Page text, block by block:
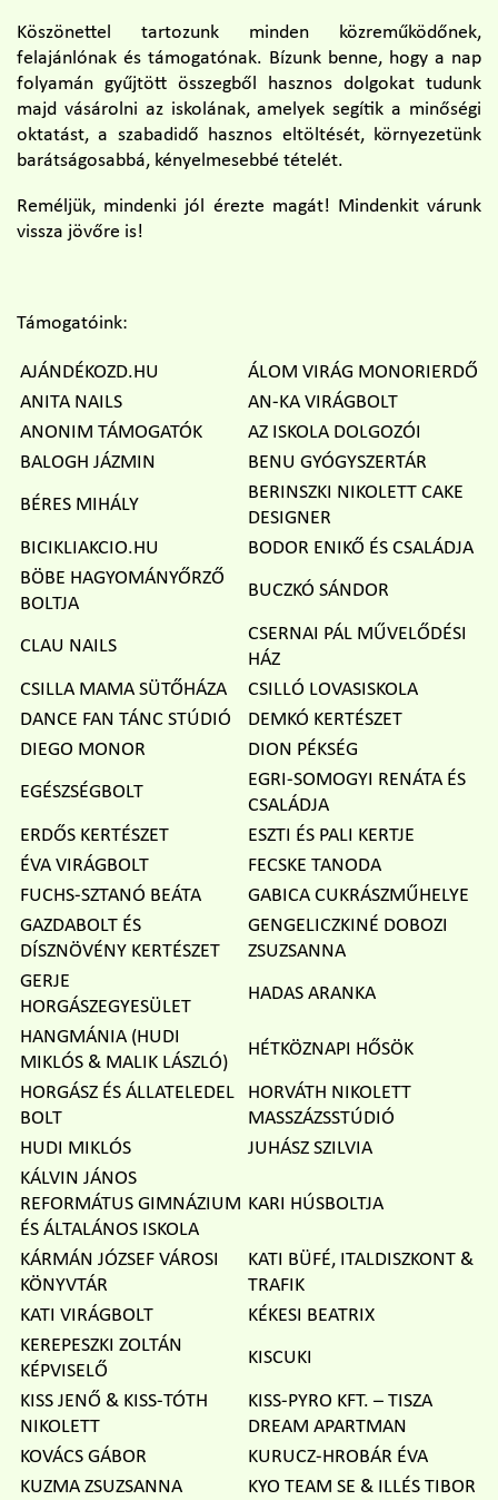
Köszönettel tartozunk minden közreműködőnek,
felajánlónak és támogatónak. Bízunk benne, hogy a nap
folyamán gyűjtött összegből hasznos dolgokat tudunk
majd vásárolni az iskolának, amelyek segítik a minőségi
oktatást, a szabadidő hasznos eltöltését, környezetünk
barátságosabbá, kényelmesebbé tételét.
Reméljük, mindenki jól érezte magát! Mindenkit várunk
vissza jövőre is!
Támogatóink:
AJÁNDÉKOZD.HU
ÁLOM VIRÁG MONORIERDŐ
ANITA NAILS
AN-KA VIRÁGBOLT
ANONIM TÁMOGATÓK
AZ ISKOLA DOLGOZÓI
BALOGH JÁZMIN
BENU GYÓGYSZERTÁR
BÉRES MIHÁLY
BERINSZKI NIKOLETT CAKE
DESIGNER
BICIKLIAKCIO.HU
BODOR ENIKŐ ÉS CSALÁDJA
BÖBE HAGYOMÁNYŐRZŐ
BOLTJA
BUCZKÓ SÁNDOR
CLAU NAILS
CSERNAI PÁL MŰVELŐDÉSI
HÁZ
CSILLA MAMA SÜTŐHÁZA
CSILLÓ LOVASISKOLA
DANCE FAN TÁNC STÚDIÓ
DEMKÓ KERTÉSZET
DIEGO MONOR
DION PÉKSÉG
EGÉSZSÉGBOLT
EGRI-SOMOGYI RENÁTA ÉS
CSALÁDJA
ERDŐS KERTÉSZET
ESZTI ÉS PALI KERTJE
ÉVA VIRÁGBOLT
FECSKE TANODA
FUCHS-SZTANÓ BEÁTA
GABICA CUKRÁSZMŰHELYE
GAZDABOLT ÉS
DÍSZNÖVÉNY KERTÉSZET
GENGELICZKINÉ DOBOZI
ZSUZSANNA
GERJE
HORGÁSZEGYESÜLET
HADAS ARANKA
HANGMÁNIA (HUDI
MIKLÓS & MALIK LÁSZLÓ)
HÉTKÖZNAPI HŐSÖK
HORGÁSZ ÉS ÁLLATELEDEL
BOLT
HORVÁTH NIKOLETT
MASSZÁZSSTÚDIÓ
HUDI MIKLÓS
JUHÁSZ SZILVIA
KÁLVIN JÁNOS
REFORMÁTUS GIMNÁZIUM
ÉS ÁLTALÁNOS ISKOLA
KARI HÚSBOLTJA
KÁRMÁN JÓZSEF VÁROSI
KÖNYVTÁR
KATI BÜFÉ, ITALDISZKONT &
TRAFIK
KATI VIRÁGBOLT
KÉKESI BEATRIX
KEREPESZKI ZOLTÁN
KÉPVISELŐ
KISCUKI
KISS JENŐ & KISS-TÓTH
NIKOLETT
KISS-PYRO KFT. – TISZA
DREAM APARTMAN
KOVÁCS GÁBOR
KURUCZ-HROBÁR ÉVA
KUZMA ZSUZSANNA
KYO TEAM SE & ILLÉS TIBOR